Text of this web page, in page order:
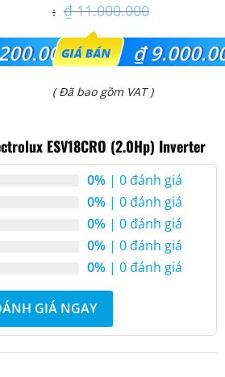
₫11.000.000
Giá
gốc
là:
₫
Giá
tại
₫ 9.000.000.
( Đã bao gồm VAT )
ESV18CRO (2.0Hp) Inverter
0% | 0 đánh giá
0% | 0 đánh giá
0% | 0 đánh giá
0% | 0 đánh giá
0% | 0 đánh giá
GIÁ NGAY